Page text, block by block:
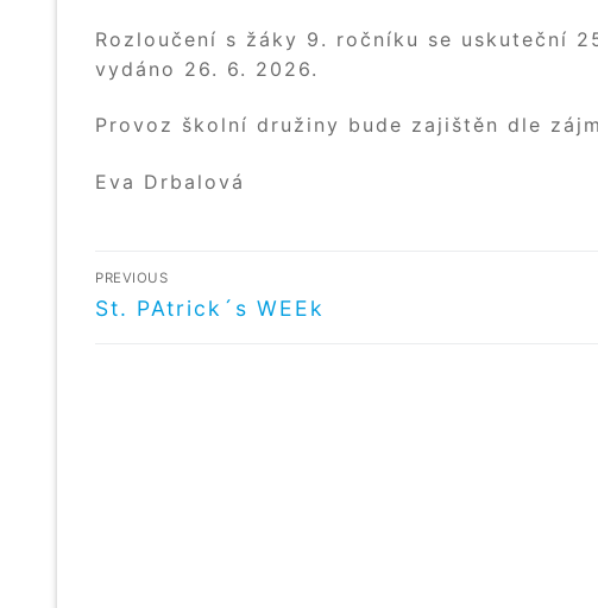
Rozloučení s žáky 9. ročníku se uskuteční
vydáno 26. 6. 2026.
Provoz školní družiny bude zajištěn dle
Eva Drbalová
NAVIGACE
PRO
PREVIOUS
Předchozí
St. PAtrick´s WEEk